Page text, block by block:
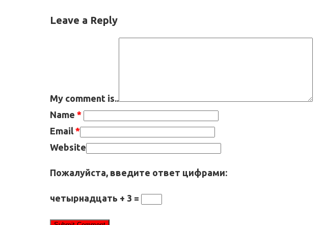
Leave a Reply
My comment is..
Name *
Email *
Website
Пожалуйста, введите ответ цифрами:
четырнадцать + 3 =